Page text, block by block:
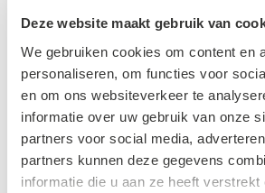
Deze website maakt gebruik van
We gebruiken cookies om content en
personaliseren, om functies voor
en om ons websiteverkeer te
informatie over uw gebruik van onze
partners voor social media,
partners kunnen deze gegevens
informatie die u aan ze heeft verstrekt
prijsgaranties.
De voordelen van Royal Club
Royal Club frisdranken zijn gemaakt met
bevatten geen kunstmatige toevoegingen. Dit
keuze dan veel andere frisdranken op de
Club frisdranken licht koolzuurhoudend,
drinken zijn en niet te zwaar op de maag